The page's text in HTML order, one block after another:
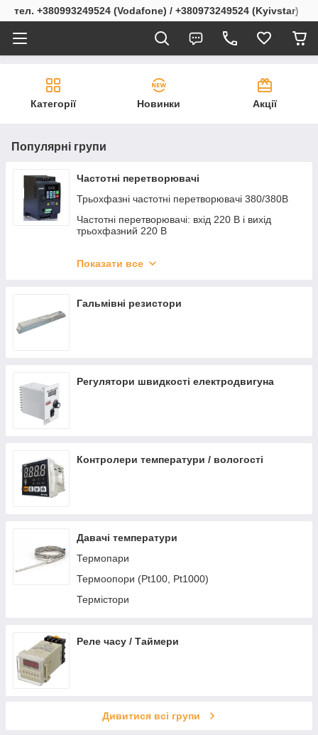
тел. +380993249524 (Vodafone) / +380973249524 (Kyivstar)
Категорії Новинки Акції
Популярні групи
Частотні перетворювачі
Трьохфазні частотні перетворювачі 380/380В
Частотні перетворювачі: вхід 220 В і вихід
трьохфазний 220 В
трьохфазний 380 В
Показати все
Гальмівні резистори
Регулятори швидкості електродвигуна
Контролери температури / вологості
Давачі температури
Термопари
Термоопори (Pt100, Pt1000)
Термістори
Реле часу / Таймери
Дивитися всі групи